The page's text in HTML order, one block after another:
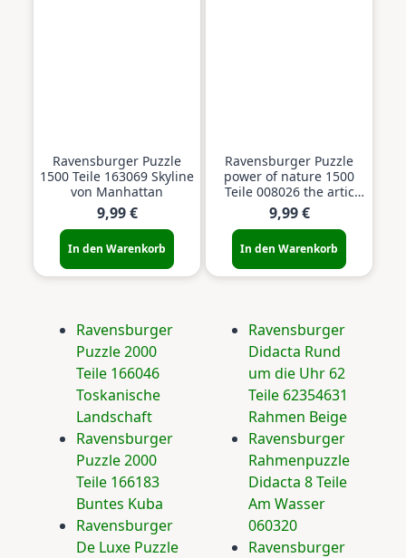
Ravensburger Puzzle
1500 Teile 163069 Skyline
von Manhattan
9,99 €
In den Warenkorb
Ravensburger Puzzle
power of nature 1500
Teile 008026 the artic
show
9,99 €
In den Warenkorb
Ravensburger
Puzzle 2000
Teile 166046
Toskanische
Landschaft
Ravensburger
Puzzle 2000
Teile 166183
Buntes Kuba
Ravensburger
De Luxe Puzzle
Ravensburger
Didacta Rund
um die Uhr 62
Teile 62354631
Rahmen Beige
Ravensburger
Rahmenpuzzle
Didacta 8 Teile
Am Wasser
060320
Ravensburger